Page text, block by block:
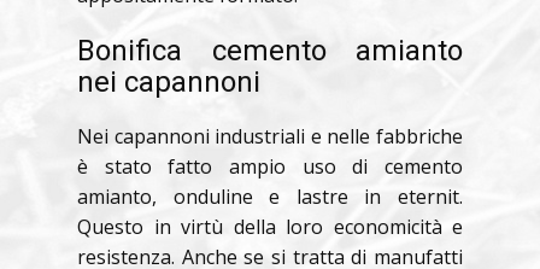
Bonifica cemento amianto
nei capannoni
Nei capannoni industriali e nelle fabbriche
è stato fatto ampio uso di cemento
amianto, onduline e lastre in eternit.
Questo in virtù della loro economicità e
resistenza. Anche se si tratta di manufatti